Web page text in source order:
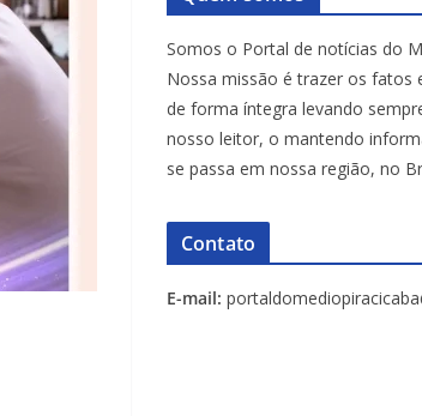
Somos o Portal de notícias do
Nossa missão é trazer os fatos
de forma íntegra levando
nosso leitor, o mantendo
se passa em nossa região, no
Contato
E-mail: